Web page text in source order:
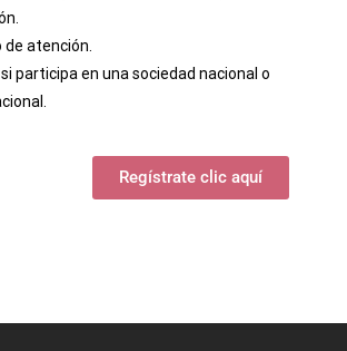
de atención.
si participa en una sociedad nacional o
Regístrate clic aquí